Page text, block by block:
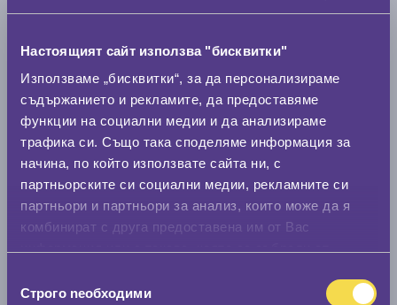
Настоящият сайт използва "бисквитки"
Използваме „бисквитки“, за да персонализираме
съдържанието и рекламите, да предоставяме
функции на социални медии и да анализираме
трафика си. Също така споделяме информация за
начина, по който използвате сайта ни, с
партньорските си социални медии, рекламните си
партньори и партньори за анализ, които може да я
комбинират с друга предоставена им от Вас
наСтрого nеобходими
Нов размер